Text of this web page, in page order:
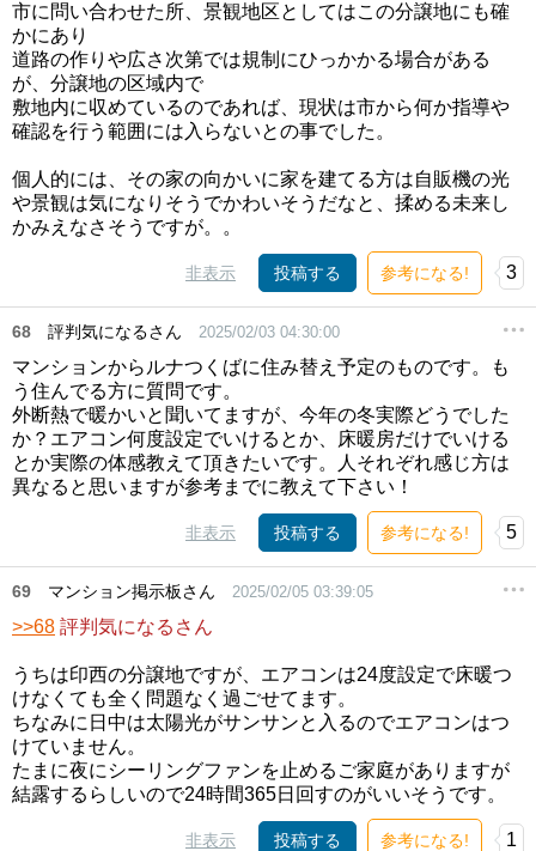
市に問い合わせた所、景観地区としてはこの分譲地にも確
かにあり
道路の作りや広さ次第では規制にひっかかる場合がある
が、分譲地の区域内で
敷地内に収めているのであれば、現状は市から何か指導や
確認を行う範囲には入らないとの事でした。
個人的には、その家の向かいに家を建てる方は自販機の光
や景観は気になりそうでかわいそうだなと、揉める未来し
かみえなさそうですが。。
非表示 投稿する 参考になる! 3
68 評判気になるさん 2025/02/03 04:30:00
マンションからルナつくばに住み替え予定のものです。も
う住んでる方に質問です。
外断熱で暖かいと聞いてますが、今年の冬実際どうでした
か？エアコン何度設定でいけるとか、床暖房だけでいける
とか実際の体感教えて頂きたいです。人それぞれ感じ方は
異なると思いますが参考までに教えて下さい！
非表示 投稿する 参考になる! 5
69 マンション掲示板さん 2025/02/05 03:39:05
>>68 評判気になるさん
うちは印西の分譲地ですが、エアコンは24度設定で床暖つ
けなくても全く問題なく過ごせてます。
ちなみに日中は太陽光がサンサンと入るのでエアコンはつ
けていません。
たまに夜にシーリングファンを止めるご家庭がありますが
結露するらしいので24時間365日回すのがいいそうです。
非表示 投稿する 参考になる! 1